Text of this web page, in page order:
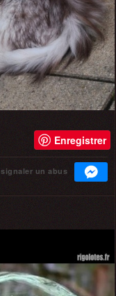
Enregistrer
signaler un abus